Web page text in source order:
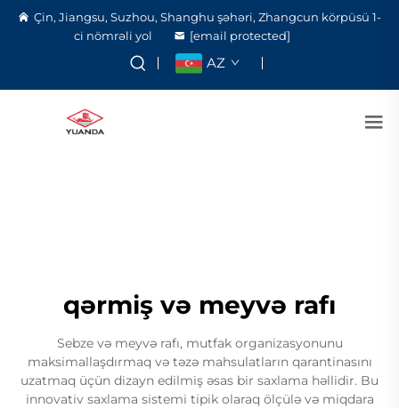
Çin, Jiangsu, Suzhou, Shanghu şəhəri, Zhangcun körpüsü 1-
ci nömrəli yol
[email protected]
AZ
qərmiş və meyvə rafı
Sebze və meyvə rafı, mutfak organizasyonunu
maksimallaşdırmaq və təzə mahsulatların qarantinasını
uzatmaq üçün dizayn edilmiş əsas bir saxlama həllidir. Bu
innovativ saxlama sistemi tipik olaraq ölçülə və miqdara